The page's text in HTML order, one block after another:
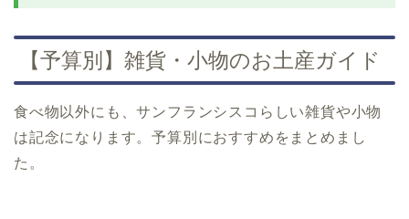
【予算別】雑貨・小物のお土産ガイド
食べ物以外にも、サンフランシスコらしい雑貨や小物
は記念になります。予算別におすすめをまとめまし
た。